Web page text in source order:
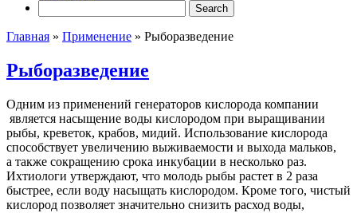
Главная » Применение » Рыборазведение
Рыборазведение
Одним из применений генераторов кислорода компании
является насыщение воды кислородом при выращивании
рыбы, креветок, крабов, мидий. Использование кислорода
способствует увеличению выживаемости и выхода мальков,
а также сокращению срока инкубации в несколько раз.
Ихтиологи утверждают, что молодь рыбы растет в 2 раза
быстрее, если воду насыщать кислородом. Кроме того, чистый
кислород позволяет значительно снизить расход воды,